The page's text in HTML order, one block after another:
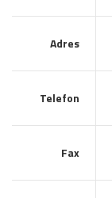
Adres
Telefon
Fax